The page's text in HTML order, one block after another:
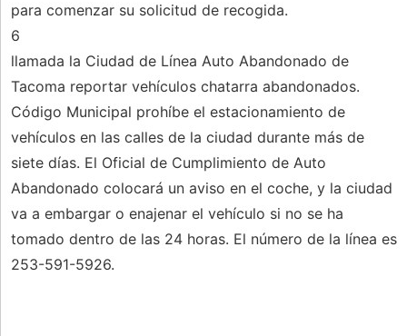
para comenzar su solicitud de recogida.
6
llamada la Ciudad de Línea Auto Abandonado de
Tacoma reportar vehículos chatarra abandonados.
Código Municipal prohíbe el estacionamiento de
vehículos en las calles de la ciudad durante más de
siete días. El Oficial de Cumplimiento de Auto
Abandonado colocará un aviso en el coche, y la ciudad
va a embargar o enajenar el vehículo si no se ha
tomado dentro de las 24 horas. El número de la línea es
253-591-5926.